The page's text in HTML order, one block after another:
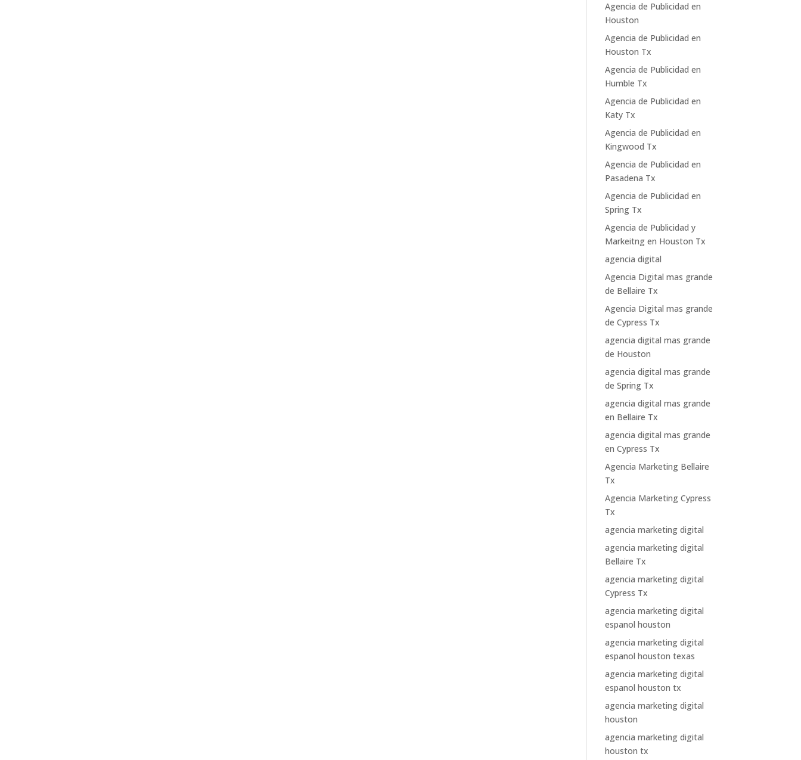
Agencia de Publicidad en
Houston
Agencia de Publicidad en
Houston Tx
Agencia de Publicidad en
Humble Tx
Agencia de Publicidad en
Katy Tx
Agencia de Publicidad en
Kingwood Tx
Agencia de Publicidad en
Pasadena Tx
Agencia de Publicidad en
Spring Tx
Agencia de Publicidad y
Markeitng en Houston Tx
agencia digital
Agencia Digital mas grande
de Bellaire Tx
Agencia Digital mas grande
de Cypress Tx
agencia digital mas grande
de Houston
agencia digital mas grande
de Spring Tx
agencia digital mas grande
en Bellaire Tx
agencia digital mas grande
en Cypress Tx
Agencia Marketing Bellaire
Tx
Agencia Marketing Cypress
Tx
agencia marketing digital
agencia marketing digital
Bellaire Tx
agencia marketing digital
Cypress Tx
agencia marketing digital
espanol houston
agencia marketing digital
espanol houston texas
agencia marketing digital
espanol houston tx
agencia marketing digital
houston
agencia marketing digital
houston tx